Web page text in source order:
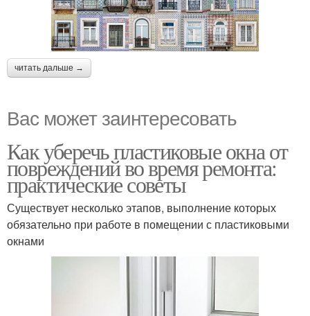
читать дальше →
Вас может заинтересовать
Как уберечь пластиковые окна от
повреждений во время ремонта:
практические советы
Существует несколько этапов, выполнение которых
обязательно при работе в помещении с пластиковыми
окнами